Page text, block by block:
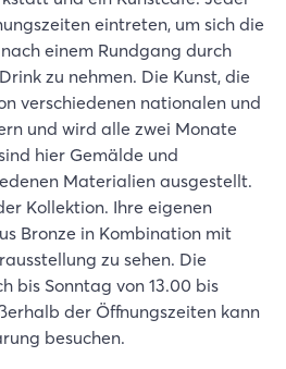
eintreten, um sich die
einem Rundgang durch
zu nehmen. Die Kunst, die
verschiedenen nationalen und
und wird alle zwei Monate
hier Gemälde und
Materialien ausgestellt.
Kollektion. Ihre eigenen
Bronze in Kombination mit
zu sehen. Die
bis Sonntag von 13.00 bis
der Öffnungszeiten kann
besuchen.